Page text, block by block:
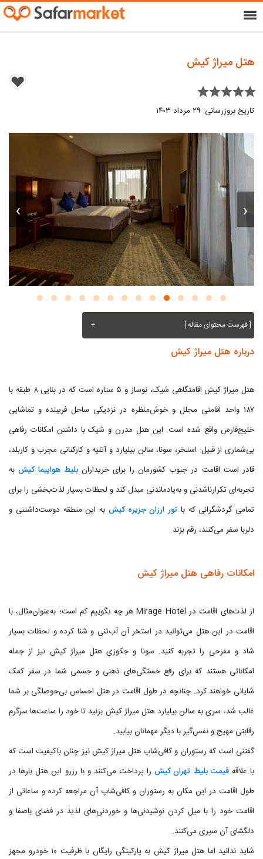
menu
هتل میراژ کیش
star star star star star
تاریخ بروزرسانی: ۲۹ مرداد ۱۴۰۳
‹
›
[ فهرست محتوای مقاله ] +
درباره هتل میراژ کیش
هتل میراژ کیش اقامتگاهی شیک، نوساز و ۵ ستاره است که در بنایی ۸ طبقه با
۱۸۷ واحد اقامتی مجلل و خوش‌منظره در نزدیکی ساحل فریبنده و تماشایی
خلیج‌فارس واقع شده است. این هتل مدرن و شیک با داشتن امکانات رفاهی
بی‌شماری از قبیل: استخر، سونا، سالن بیلیارد و آتلیه و کارکنانی مجرب و کاربلد،
قادر است اقامت در جنوب کشورمان را برای خریدارانبلیط هواپیما کیشبه
تجربه‌ای تکرارناشدنی و به‌یادماندنی مبدل کند و لحظات بسیار لذت‌بخشی را برای
تمامی گردشگرانی که با تور ارزان جزیره کیش به این منطقه دوست‌داشتنی و
دلربا سفر می‌کنند، رقم بزند.
امکانات رفاهی هتل میراژ کیش
از لذت‌های اقامت در Mirage Hotel هر چه بگوییم کم است؛ به‌عنوان‌مثال، با
اقامت در این هتل می‌توانید در استخر آن آب‌تنی و شنا کرده و لحظات بسیار
شاد و مفرحی را تجربه کنید. سونا و جکوزی هتل میراژ کیش نیز از جمله
امکاناتی هستند که برای رفع خستگی‌های ذهنی و جسمی شما در سفر کمک
شایانی خواهند کرد. چنانچه در طول اقامت در هتل احساس بی‌حوصلگی بر شما
غالب شد، سری به سالن بیلیارد هتل میراژ کیش بزنید تا خود را ساعت‌ها سرگرم
رقابتی مهیج و نفس‌گیر با دیگر مهمانان بیابید.
گفتنی است که رستوران و کافی‌شاپ هتل میراژ کیش نیز چنان باکیفیت است که
با علاقهقیمت بلیط تهران کیشرا پرداخت می‌کنند و با رزرو این هتل بارها در
طول اقامت در این مکان به رستوران و کافی‌شاپ آن مراجعه کرده و ساعاتی از
اقامت خود را با میل کردن نوشیدنی‌ها و خوردنی‌های لذیذ در فضای باصفا و
دلگشای آن سپری می‌کنند.
شاید ندانید اما هتل میراژ کیش به پارکینگی رایگان با ظرفیت ۱۰ خودرو مجهز